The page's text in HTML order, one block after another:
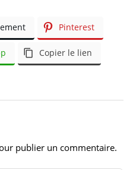
Pinterest
Copier le lien
publier un commentaire.